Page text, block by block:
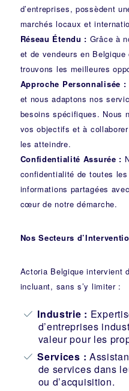
d’entreprises, possèdent
marchés locaux et
Réseau Étendu : Grâce à
et de vendeurs en
trouvons les meilleures
Approche Personnalisée :
et nous adaptons nos
besoins spécifiques. Nous
vos objectifs et à
les atteindre.
Confidentialité Assurée :
confidentialité de toutes
informations partagées
cœur de notre démarche.
Nos Secteurs
Actoria Belgique intervient
incluant, sans s’y limiter :
Industrie :
d’entreprises
valeur pour les
Services :
de services dans
ou d’acquisition.